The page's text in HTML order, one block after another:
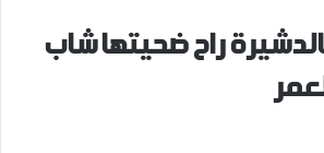
راح ضحيتها شاب